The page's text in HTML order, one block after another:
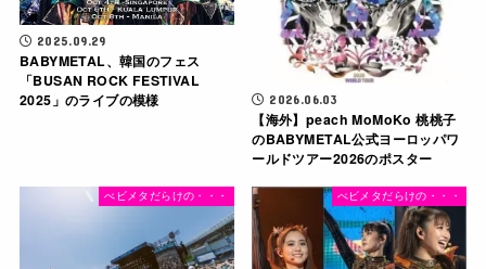
2025.09.29
BABYMETAL、韓国のフェス
「BUSAN ROCK FESTIVAL
2025」のライブの模様
2026.06.03
【海外】peach MoMoKo 桃桃子
のBABYMETAL公式ヨーロッパワ
ールドツアー2026のポスター
べビメタだらけの・・・ べビメタだらけの・・・